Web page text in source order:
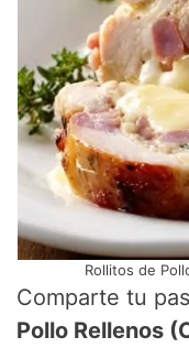
Rollitos de
Comparte tu
Pollo Rellenos